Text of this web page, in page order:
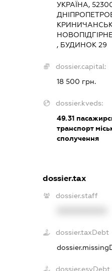
УКРАЇНА,
, БУДИНОК 29
dossier.capital:
18 500 грн.
dossier.kveds:
49.31
транспорт
сполучення
dossier.tax
dossier.staff
dossier.taxDebt
dossier.esvDebt